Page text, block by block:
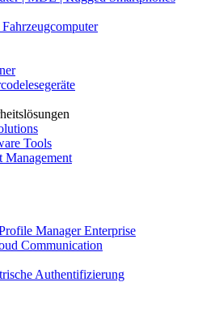
Tools
Manager Enterprise
Communication
Authentifizierung